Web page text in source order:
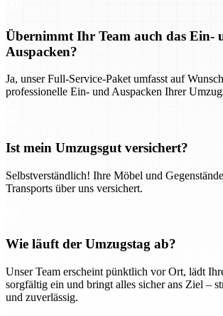
Übernimmt Ihr Team auch das Ein-
Auspacken?
Ja, unser Full-Service-Paket umfasst auf
professionelle Ein- und Auspacken Ihrer
Ist mein Umzugsgut versichert?
Selbstverständlich! Ihre Möbel und
Transports über uns versichert.
Wie läuft der Umzugstag ab?
Unser Team erscheint pünktlich vor Ort, lädt
sorgfältig ein und bringt alles sicher ans Ziel –
und zuverlässig.